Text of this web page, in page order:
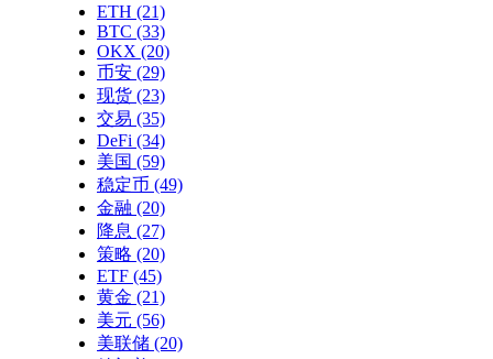
ETH (21)
BTC (33)
OKX (20)
币安 (29)
现货 (23)
交易 (35)
DeFi (34)
美国 (59)
稳定币 (49)
金融 (20)
降息 (27)
策略 (20)
ETF (45)
黄金 (21)
美元 (56)
美联储 (20)